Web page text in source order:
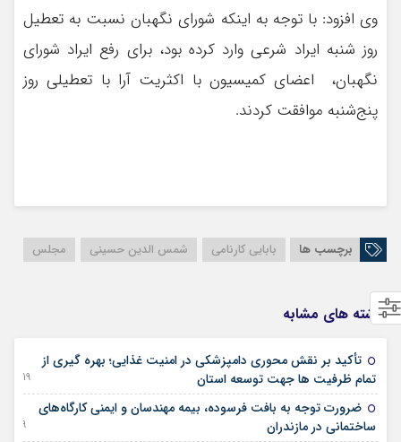
وی افزود: با توجه به اینکه شورای نگهبان نسبت به تعطیل
روز شنبه ایراد شرعی وارد کرده بود، برای رفع ایراد شورای
نگهبان، اعضای کمیسیون با اکثریت آرا با تعطیلی روز
پنج‌شنبه موافقت کردند.
برچسب ها بابایی کارنامی شمس الدین حسینی مجلس
نوشته های مشابه
تأکید بر نقش محوری دامپزشکی در امنیت غذایی؛ بهره گیری از
تمام ظرفیت ها جهت توسعه استان
19 آگوست 2025
ضرورت توجه به بافت فرسوده، بیمه مهندسان و ایمنی کارگاه‌های
ساختمانی در مازندران
09 جولای 2025